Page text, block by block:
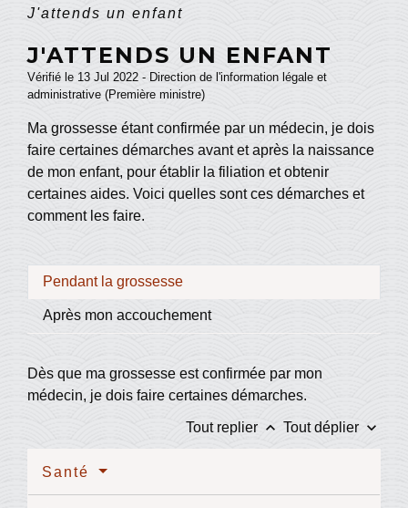
J'attends un enfant
J'ATTENDS UN ENFANT
Vérifié le 13 Jul 2022 - Direction de l'information légale et
administrative (Première ministre)
Ma grossesse étant confirmée par un médecin, je dois
faire certaines démarches avant et après la naissance
de mon enfant, pour établir la filiation et obtenir
certaines aides. Voici quelles sont ces démarches et
comment les faire.
Pendant la grossesse
Après mon accouchement
Dès que ma grossesse est confirmée par mon
médecin, je dois faire certaines démarches.
Tout replier keyboard_arrow_up Tout déplier keyboard_arrow_down
Santé